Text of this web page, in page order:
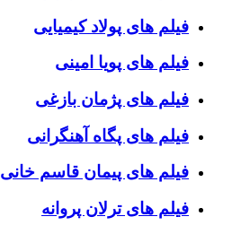
فیلم های پولاد کیمیایی
فیلم های پویا امینی
فیلم های پژمان بازغی
فیلم های پگاه آهنگرانی
فیلم های پیمان قاسم خانی
فیلم های ترلان پروانه